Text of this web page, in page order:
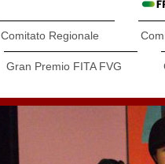
Comitato Regionale
Gran Premio FITA FVG